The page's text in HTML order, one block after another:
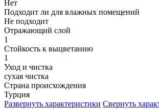
Нет
Подходит ли для влажных помещений
Не подходит
Отражающий слой
1
Стойкость к выцветанию
1
Уход и чистка
сухая чистка
Страна происхождения
Турция
Развернуть характеристики Свернуть